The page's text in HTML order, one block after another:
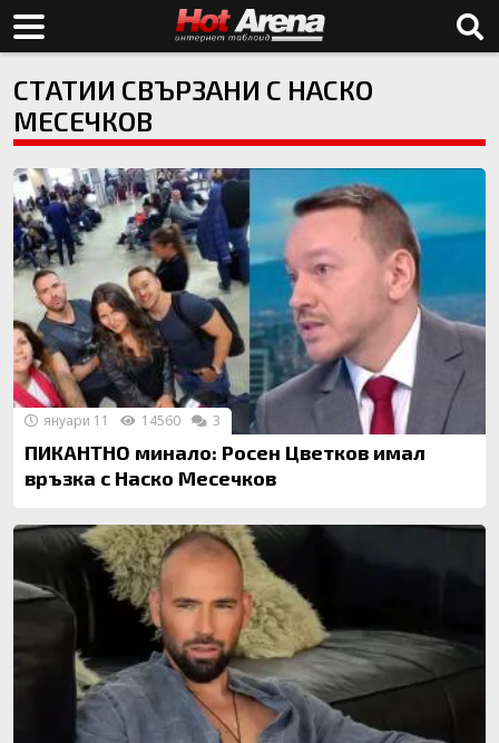
СТАТИИ СВЪРЗАНИ С НАСКО
МЕСЕЧКОВ
ПИКАНТНО минало: Росен Цветков имал
връзка с Наско Месечков
януари 11 14560 3